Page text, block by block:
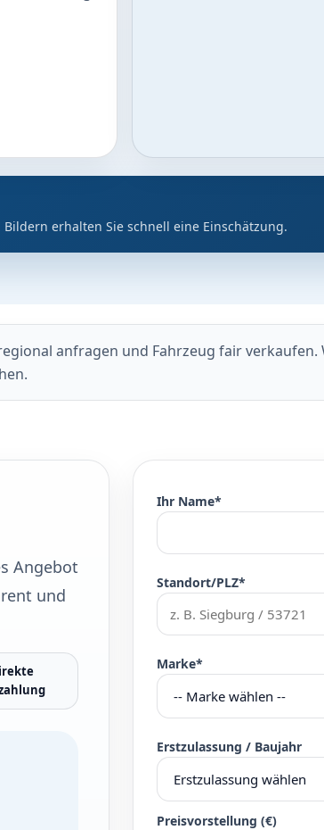
erhalten Sie schnell eine Einschätzung.
anfragen und Fahrzeug fair
Angebot
und
Ihr Name*
Standort/PLZ*
Marke*
Erstzulassung / Baujahr
Preisvorstellung (€)